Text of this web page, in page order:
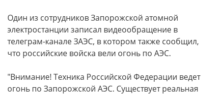
Один из сотрудников Запорожской атомной
электростанции записал видеообращение в
телеграм-канале ЗАЭС, в котором также сообщил,
что российские войска вели огонь по АЭС.
"Внимание! Техника Российской Федерации ведет
огонь по Запорожской АЭС. Существует реальная